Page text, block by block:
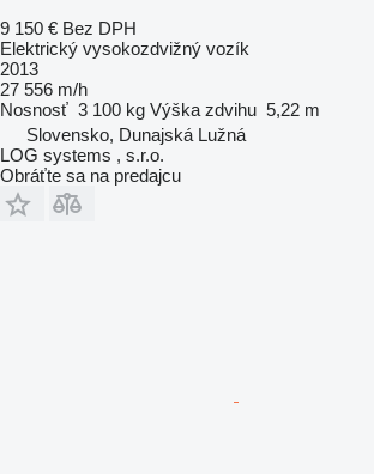
9 150 € Bez DPH
Elektrický vysokozdvižný vozík
2013
27 556 m/h
Nosnosť 3 100 kg Výška zdvihu 5,22 m
Slovensko, Dunajská Lužná
LOG systems , s.r.o.
Obráťte sa na predajcu